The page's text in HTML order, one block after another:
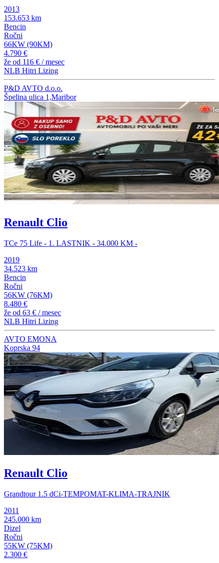
2013
153.653 km
Bencin
Ročni
66KW (90KM)
4.790 €
že od 116 € / mesec
NLB Hitri Lizing
P&D AVTO d.o.o.
Špelina ulica 1,Maribor
Renault Clio
TCe 75 Life - 1. LASTNIK - 34.000 KM -
2019
34.523 km
Bencin
Ročni
56KW (76KM)
8.480 €
že od 63 € / mesec
NLB Hitri Lizing
AVTO EMONA
Koprska 94
Renault Clio
Grandtour 1.5 dCi-TEMPOMAT-KLIMA-TRAJNIK
2011
245.000 km
Dizel
Ročni
55KW (75KM)
2.300 €